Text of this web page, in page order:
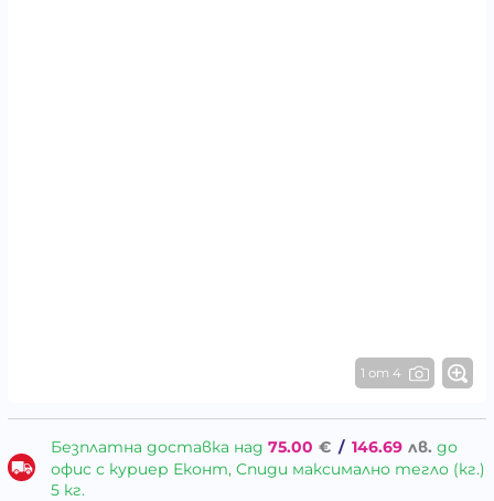
1 от 4
Безплатна доставка над 75.00 € / 146.69 лв. до
офис с куриер Еконт, Спиди максимално тегло (кг.)
5 кг.